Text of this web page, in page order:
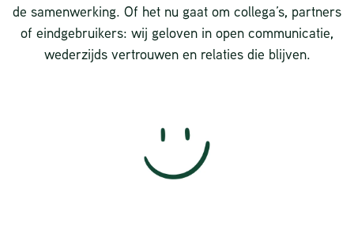
de samenwerking. Of het nu gaat om collega’s, partners
of eindgebruikers: wij geloven in open communicatie,
wederzijds vertrouwen en relaties die blijven.